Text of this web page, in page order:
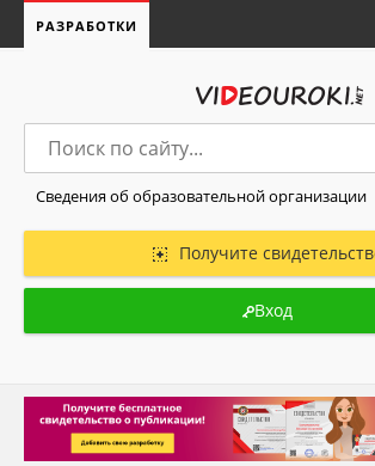
РАЗРАБОТКИ
Сведения об образовательной организации
Получите
Вход